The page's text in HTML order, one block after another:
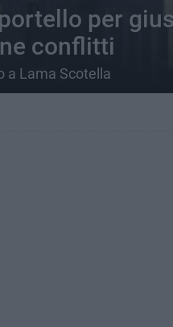
per
conflitti
a Lama Scotella